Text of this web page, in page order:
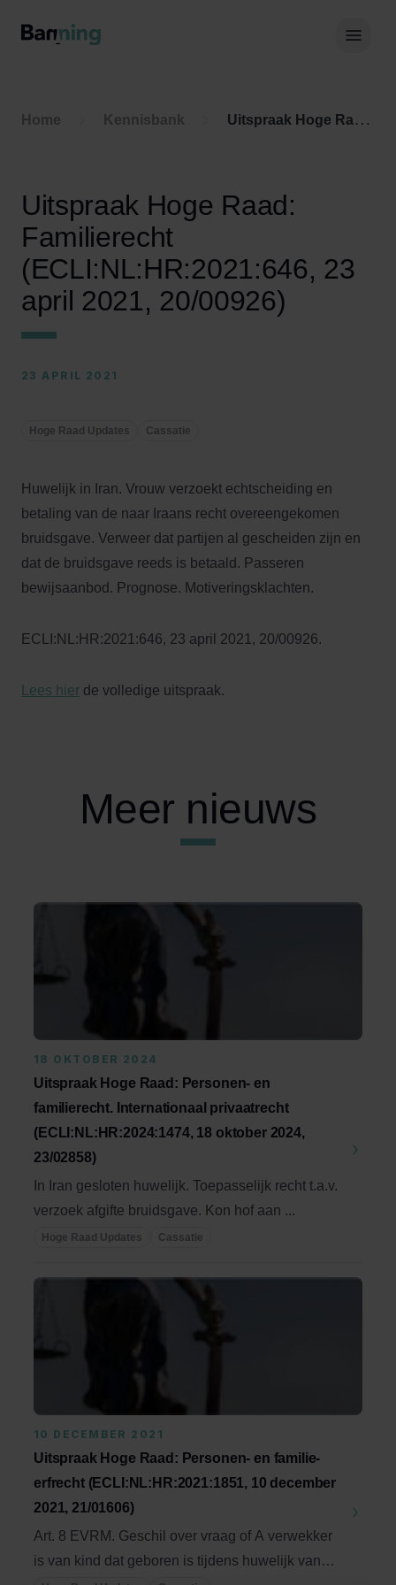
Home Kennisbank Uitspraak Hoge Raad: Familierecht (ECLI:NL:HR:2021:646, 23 april 2021, 20/00926)
Uitspraak Hoge Raad:
Familierecht
(ECLI:NL:HR:2021:646, 23
april 2021, 20/00926)
23 APRIL 2021
Hoge Raad Updates Cassatie
Huwelijk in Iran. Vrouw verzoekt echtscheiding en
betaling van de naar Iraans recht overeengekomen
bruidsgave. Verweer dat partijen al gescheiden zijn en
dat de bruidsgave reeds is betaald. Passeren
bewijsaanbod. Prognose. Motiveringsklachten.
ECLI:NL:HR:2021:646, 23 april 2021, 20/00926.
Lees hier de volledige uitspraak.
Meer nieuws
18 OKTOBER 2024
Uitspraak Hoge Raad: Personen- en
familierecht. Internationaal privaatrecht
(ECLI:NL:HR:2024:1474, 18 oktober 2024,
23/02858)
In Iran gesloten huwelijk. Toepasselijk recht t.a.v.
verzoek afgifte bruidsgave. Kon hof aan ...
Hoge Raad Updates Cassatie
10 DECEMBER 2021
Uitspraak Hoge Raad: Personen- en familie-
erfrecht (ECLI:NL:HR:2021:1851, 10 december
2021, 21/01606)
Art. 8 EVRM. Geschil over vraag of A verwekker
is van kind dat geboren is tijdens huwelijk van